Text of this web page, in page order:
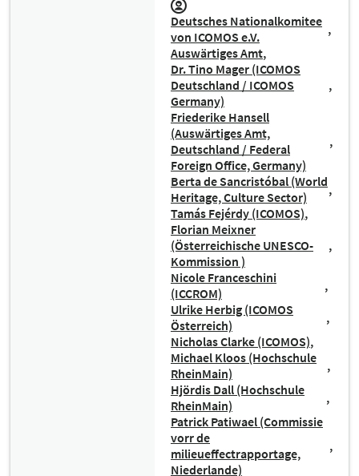
Deutsches Nationalkomitee
von ICOMOS e.V.
Auswärtiges Amt
Dr. Tino Mager (ICOMOS
Deutschland / ICOMOS
Germany)
Friederike Hansell
(Auswärtiges Amt,
Deutschland / Federal
Foreign Office, Germany)
Berta de Sancristóbal (World
Heritage, Culture Sector)
Tamás Fejérdy (ICOMOS)
Florian Meixner
(Österreichische UNESCO-
Kommission )
Nicole Franceschini
(ICCROM)
Ulrike Herbig (ICOMOS
Österreich)
Nicholas Clarke (ICOMOS)
Michael Kloos (Hochschule
RheinMain)
Hjördis Dall (Hochschule
RheinMain)
Patrick Patiwael (Commissie
vorr de
milieueffectrapportage,
Niederlande)